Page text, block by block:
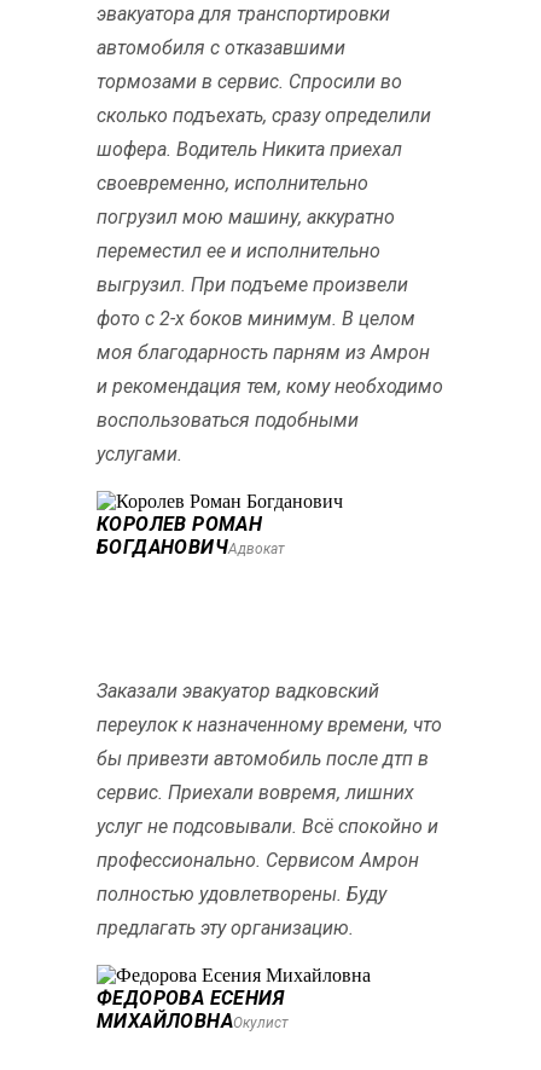
эвакуатора для транспортировки
автомобиля с отказавшими
тормозами в сервис. Спросили во
сколько подъехать, сразу определили
шофера. Водитель Никита приехал
своевременно, исполнительно
погрузил мою машину, аккуратно
переместил ее и исполнительно
выгрузил. При подъеме произвели
фото с 2-х боков минимум. В целом
моя благодарность парням из Амрон
и рекомендация тем, кому необходимо
воспользоваться подобными
услугами.
КОРОЛЕВ РОМАН
БОГДАНОВИЧАдвокат
Заказали эвакуатор вадковский
переулок к назначенному времени, что
бы привезти автомобиль после дтп в
сервис. Приехали вовремя, лишних
услуг не подсовывали. Всё спокойно и
профессионально. Сервисом Амрон
полностью удовлетворены. Буду
предлагать эту организацию.
ФЕДОРОВА ЕСЕНИЯ
МИХАЙЛОВНАОкулист